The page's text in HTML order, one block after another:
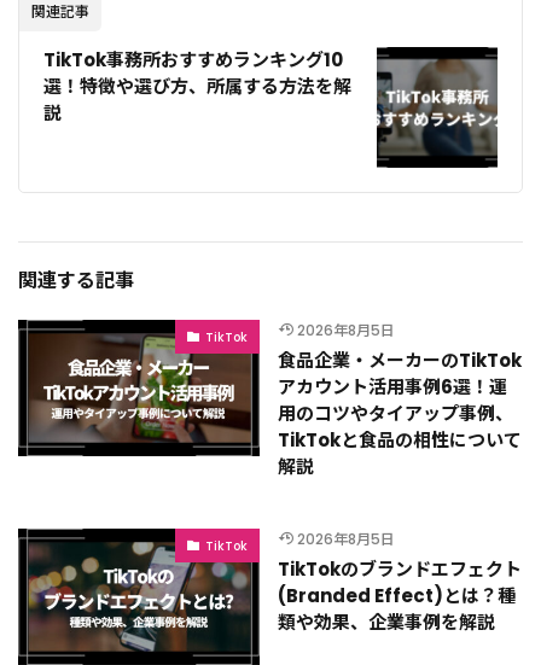
関連記事
TikTok事務所おすすめランキング10
選！特徴や選び方、所属する方法を解
説
関連する記事
TikTok 2026年8月5日
食品企業・メーカーのTikTok
アカウント活用事例6選！運
用のコツやタイアップ事例、
TikTokと食品の相性について
解説
TikTok 2026年8月5日
TikTokのブランドエフェクト
(Branded Effect)とは？種
類や効果、企業事例を解説